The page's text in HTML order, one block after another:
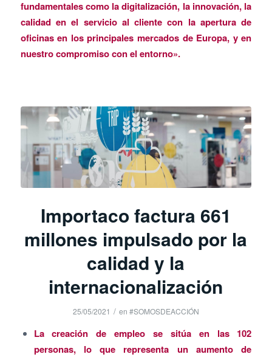
fundamentales como la digitalización, la innovación, la
calidad en el servicio al cliente con la apertura de
oficinas en los principales mercados de Europa, y en
nuestro compromiso con el entorno».
Importaco factura 661
millones impulsado por la
calidad y la
internacionalización
25/05/2021 / en #SOMOSDEACCIÓN
La creación de empleo se sitúa en las 102
personas, lo que representa un aumento de